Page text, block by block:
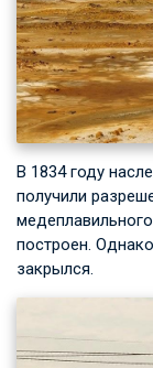
В 1834 году
получили
построен.
закрылся.